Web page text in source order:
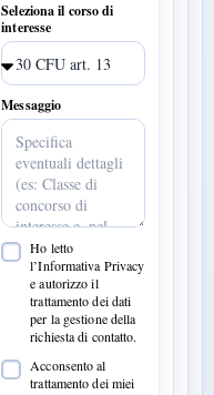
Seleziona il corso di
interesse
Messaggio
Ho letto
l’Informativa Privacy
e autorizzo il
trattamento dei dati
per la gestione della
richiesta di contatto.
Acconsento al
trattamento dei miei